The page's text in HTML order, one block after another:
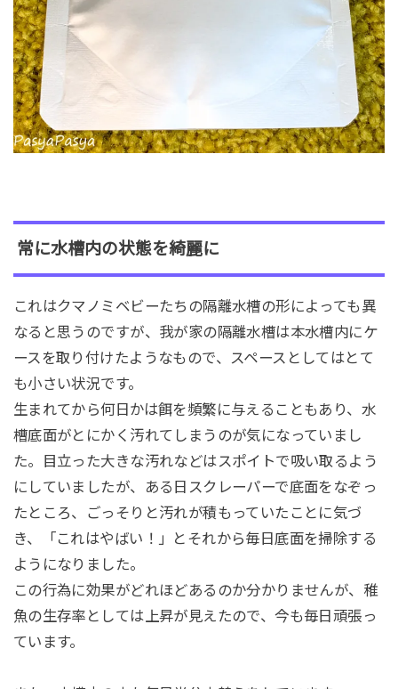
常に水槽内の状態を綺麗に
これはクマノミベビーたちの隔離水槽の形によっても異
なると思うのですが、我が家の隔離水槽は本水槽内にケ
ースを取り付けたようなもので、スペースとしてはとて
も小さい状況です。
生まれてから何日かは餌を頻繁に与えることもあり、水
槽底面がとにかく汚れてしまうのが気になっていまし
た。目立った大きな汚れなどはスポイトで吸い取るよう
にしていましたが、ある日スクレーパーで底面をなぞっ
たところ、ごっそりと汚れが積もっていたことに気づ
き、「これはやばい！」とそれから毎日底面を掃除する
ようになりました。
この行為に効果がどれほどあるのか分かりませんが、稚
魚の生存率としては上昇が見えたので、今も毎日頑張っ
ています。